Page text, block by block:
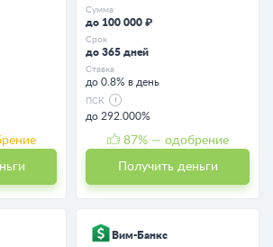
Сумма
до 100 000 ₽
Срок
до 365 дней
Ставка
до 0.8% в день
ПСК
до 292.000%
87% — одобрение
Получить деньги
Вим-Банкс